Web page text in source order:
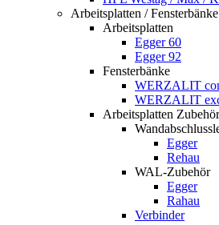
Arbeitsplatten / Fensterbänke
Arbeitsplatten
Egger 60
Egger 92
Fensterbänke
WERZALIT
WERZALIT
Arbeitsplatten Zubehör
Egger
Rehau
WAL-Zubehör
Egger
Rahau
Verbinder